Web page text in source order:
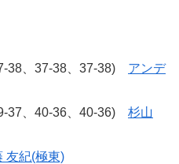
38、37-38、37-38) アンデ
37、40-36、40-36) 杉山
友紀(極東)